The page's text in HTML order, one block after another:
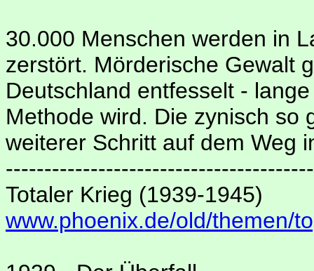
30.000 Menschen werden in
zerstört. Mörderische Gewalt
Deutschland entfesselt -
Methode wird. Die zynisch so
weiterer Schritt auf dem Weg
Totaler Krieg (1939-1945)
www.phoenix.de/old/themen/